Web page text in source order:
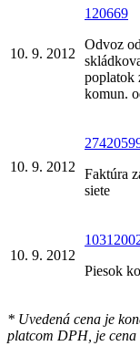
10. 9. 2012
120669
Odvoz
poplatok
komun.
10. 9. 2012
Faktúra
siete
10. 9. 2012
Piesok
* Uvedená cena je
platcom DPH, je